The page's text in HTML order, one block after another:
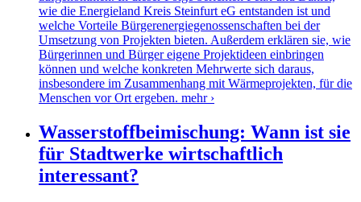
wie die Energieland Kreis Steinfurt eG entstanden ist und
welche Vorteile Bürgerenergiegenossenschaften bei der
Umsetzung von Projekten bieten. Außerdem erklären sie, wie
Bürgerinnen und Bürger eigene Projektideen einbringen
können und welche konkreten Mehrwerte sich daraus,
insbesondere im Zusammenhang mit Wärmeprojekten, für die
Menschen vor Ort ergeben. mehr ›
Wasserstoffbeimischung: Wann ist sie
für Stadtwerke wirtschaftlich
interessant?